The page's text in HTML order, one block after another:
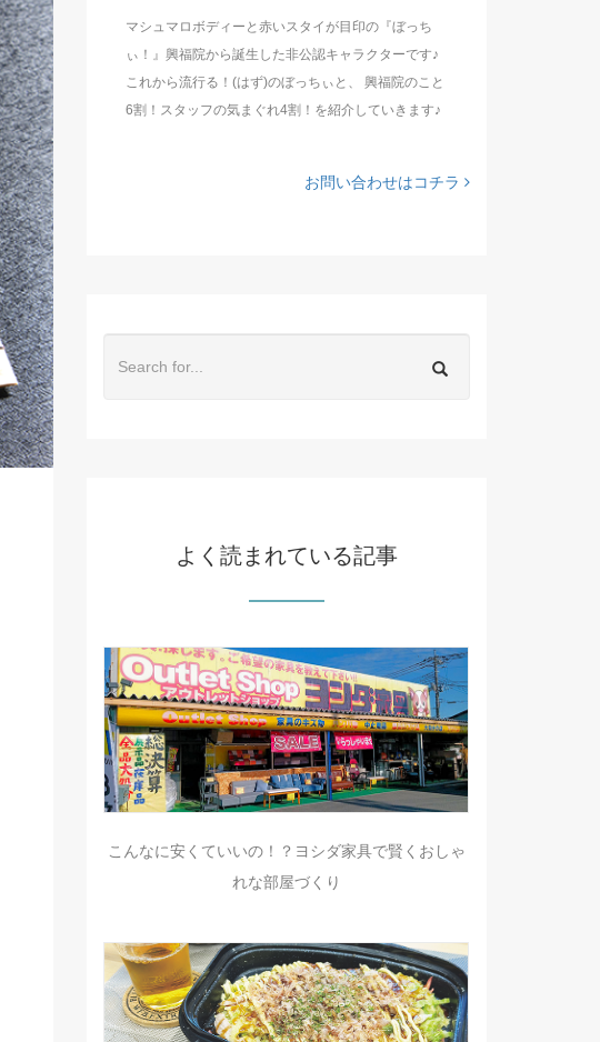
マシュマロボディーと赤いスタイが目印の『ぼっち
ぃ！』興福院から誕生した非公認キャラクターです♪
これから流行る！(はず)のぼっちぃと、 興福院のこと
6割！スタッフの気まぐれ4割！を紹介していきます♪
お問い合わせはコチラ
よく読まれている記事
こんなに安くていいの！？ヨシダ家具で賢くおしゃ
れな部屋づくり